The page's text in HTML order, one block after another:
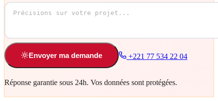
Envoyer ma demande +221 77 534 22 04
Réponse garantie sous 24h. Vos données sont protégées.